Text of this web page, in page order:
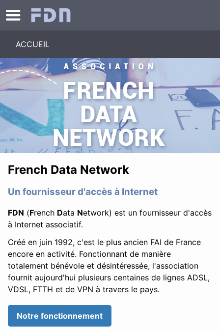
ACCUEIL
French Data Network
Un fournisseur d'accès à Internet
FDN (French Data Network) est un fournisseur d'accès
à Internet associatif.
Créé en juin 1992, c'est le plus ancien FAI de France
encore en activité. Fonctionnant de manière
totalement bénévole et désintéressée, l'association
fournit aujourd'hui plusieurs centaines de lignes ADSL,
VDSL, FTTH et de VPN à travers le pays.
Notre fonctionnement